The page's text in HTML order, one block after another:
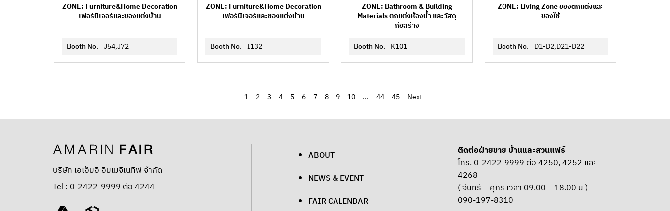
ZONE: Furniture&Home Decoration
เฟอร์นิเจอร์และของแต่งบ้าน
Booth No. J54,J72
ZONE: Furniture&Home Decoration
เฟอร์นิเจอร์และของแต่งบ้าน
Booth No. I132
ZONE: Bathroom & Building
Materials ตกแต่งห้องน้ำ และวัสดุ
ก่อสร้าง
Booth No. K101
ZONE: Living Zone ของตกแต่งและ
ของใช้
Booth No. D1-D2,D21-D22
1 2 3 4 5 6 7 8 9 10 ... 44 45
บริษัท เอเอ็มอี อิมเมจิเนทีฟ จำกัด
Tel : 0-2422-9999 ต่อ 4244
ABOUT
NEWS & EVENT
FAIR CALENDAR
ติดต่อฝ่ายขาย บ้านและสวนแฟร์
โทร. 0-2422-9999 ต่อ 4250, 4252 และ
4268
( จันทร์ – ศุกร์ เวลา 09.00 – 18.00 น )
090-197-8310